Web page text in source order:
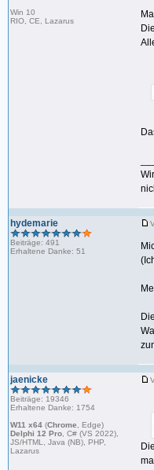
Win 10
RIO, CE, Lazarus
hydemarie
Beiträge: 491
Erhaltene Danke: 51
jaenicke
Beiträge: 19346
Erhaltene Danke: 1754
W11 x64 (Chrome , Edge)
Delphi 12 Pro , C# (VS 2022),
JS/HTML, Java (NB), PHP,
Lazarus